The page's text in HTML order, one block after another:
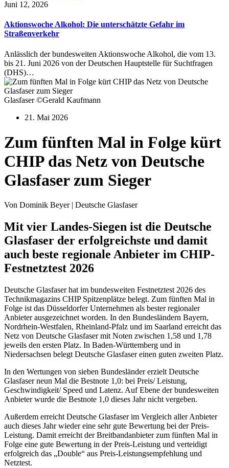
Juni 12, 2026
Aktionswoche Alkohol: Die unterschätzte Gefahr im
Straßenverkehr
Anlässlich der bundesweiten Aktionswoche Alkohol, die vom 13.
bis 21. Juni 2026 von der Deutschen Hauptstelle für Suchtfragen
(DHS)…
Glasfaser ©Gerald Kaufmann
21. Mai 2026
Zum fünften Mal in Folge kürt
CHIP das Netz von Deutsche
Glasfaser zum Sieger
Von Dominik Beyer | Deutsche Glasfaser
Mit vier Landes-Siegen ist die Deutsche
Glasfaser der erfolgreichste und damit
auch beste regionale Anbieter im CHIP-
Festnetztest 2026
Deutsche Glasfaser hat im bundesweiten Festnetztest 2026 des
Technikmagazins CHIP Spitzenplätze belegt. Zum fünften Mal in
Folge ist das Düsseldorfer Unternehmen als bester regionaler
Anbieter ausgezeichnet worden. In den Bundesländern Bayern,
Nordrhein-Westfalen, Rheinland-Pfalz und im Saarland erreicht das
Netz von Deutsche Glasfaser mit Noten zwischen 1,58 und 1,78
jeweils den ersten Platz. In Baden-Württemberg und in
Niedersachsen belegt Deutsche Glasfaser einen guten zweiten Platz.
In den Wertungen von sieben Bundesländer erzielt Deutsche
Glasfaser neun Mal die Bestnote 1,0: bei Preis/ Leistung,
Geschwindigkeit/ Speed und Latenz. Auf Ebene der bundesweiten
Anbieter wurde die Bestnote 1,0 dieses Jahr nicht vergeben.
Außerdem erreicht Deutsche Glasfaser im Vergleich aller Anbieter
auch dieses Jahr wieder eine sehr gute Bewertung bei der Preis-
Leistung. Damit erreicht der Breitbandanbieter zum fünften Mal in
Folge eine gute Bewertung in der Preis-Leistung und verteidigt
erfolgreich das „Double“ aus Preis-Leistungsempfehlung und
Netztest.